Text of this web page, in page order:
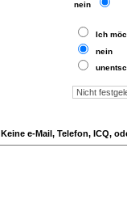
nein..
Ich
nein
Keine e-Mail, Telefon, ICQ,